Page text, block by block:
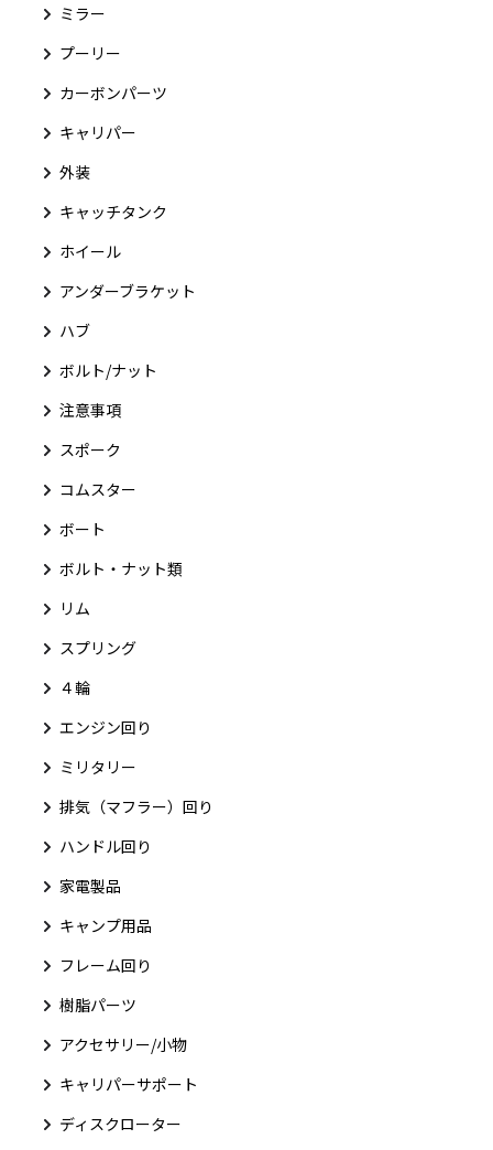
ミラー
プーリー
カーボンパーツ
キャリパー
外装
キャッチタンク
ホイール
アンダーブラケット
ハブ
ボルト/ナット
注意事項
スポーク
コムスター
ボート
ボルト・ナット類
リム
スプリング
４輪
エンジン回り
ミリタリー
排気（マフラー）回り
ハンドル回り
家電製品
キャンプ用品
フレーム回り
樹脂パーツ
アクセサリー/小物
キャリパーサポート
ディスクローター